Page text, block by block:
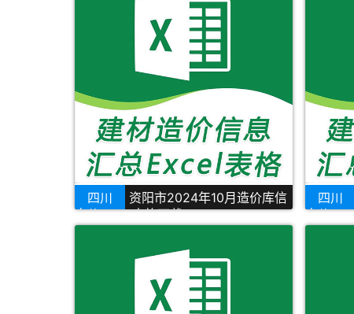
四川
资阳市2024年10月造价库信
息价Excel表格下载
四川
息价